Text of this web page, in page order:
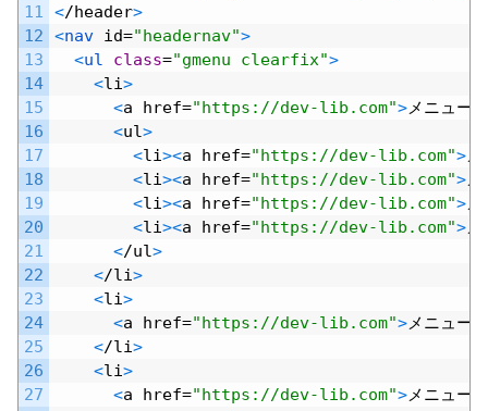
11
12
13
14
15
16
17
18
19
20
21
22
23
24
25
26
27
</header>
<nav id="headernav">
<ul class="gmenu clearfix">
<li>
<a href="https://dev-lib.com"> メニュー
<ul>
<li><a href="https://dev-lib.com">
<li><a href="https://dev-lib.com">
<li><a href="https://dev-lib.com">
<li><a href="https://dev-lib.com">
</ul>
</li>
<li>
<a href="https://dev-lib.com"> メニュー
</li>
<li>
<a href="https://dev-lib.com"> メニュー